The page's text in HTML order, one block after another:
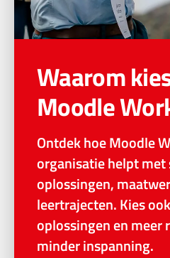
Waarom
Moodle
Ontdek hoe Moodle
organisatie helpt
oplossingen,
leertrajecten. Kies
oplossingen en meer
minder inspanning.